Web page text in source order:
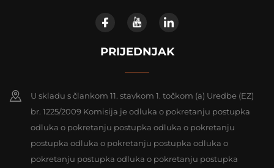
PRIJEDNJAK
U skladu s člankom 11. stavkom 1. točkom (a) Uredbe (EZ)
br. 1225/2009 Komisija je odluka o pokretanju postupka
odluka o pokretanju postupka odluka o pokretanju
postupka odluka o pokretanju postupka odluka o
pokretanju postupka odluka o pokretanju postupka